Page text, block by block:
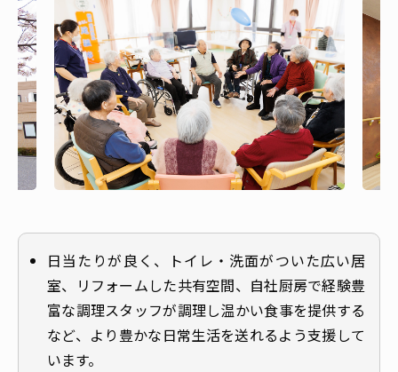
日当たりが良く、トイレ・洗面がついた広い居
室、リフォームした共有空間、自社厨房で経験豊
富な調理スタッフが調理し温かい食事を提供する
など、より豊かな日常生活を送れるよう支援して
います。